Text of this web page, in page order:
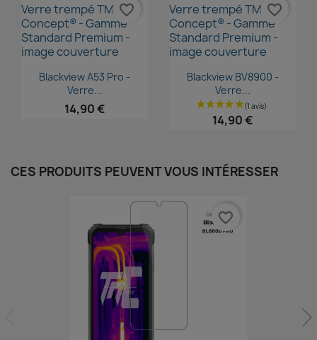
Aperçu rapide
Blackview A53 Pro -
Verre...
14,90 €
favorite_border
Aperçu rapide
Blackview BV8900 -
Verre...
14,90 €
favorite_border
CES PRODUITS PEUVENT VOUS INTÉRESSER
favorite_border